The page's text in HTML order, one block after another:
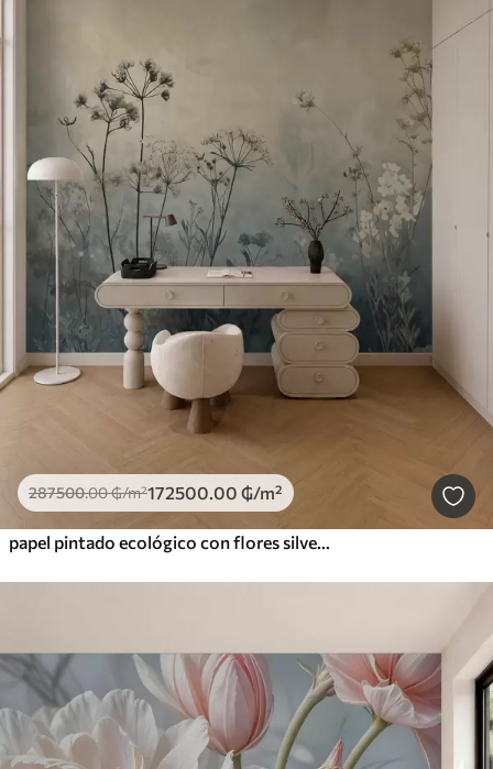
287500.00₲/m²172500.00 ₲/m²
papel pintado ecológico con flores silvestres y plantas sobre fondo texturizado